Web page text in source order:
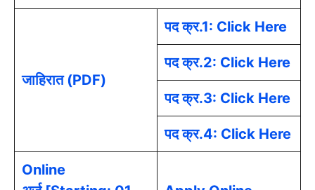
जाहिरात (PDF)
पद क्र.1: Click Here
पद क्र.2: Click Here
पद क्र.3: Click Here
पद क्र.4: Click Here
Online